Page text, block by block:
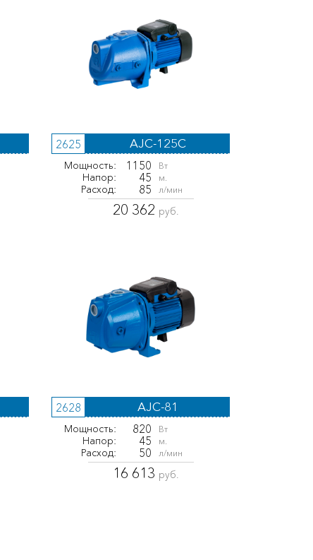
2625 AJC-125С
Мощность: 1150 Вт
Напор: 45 м.
Расход: 85 л/мин
20 362 руб.
2628 AJC-81
Мощность: 820 Вт
Напор: 45 м.
Расход: 50 л/мин
16 613 руб.